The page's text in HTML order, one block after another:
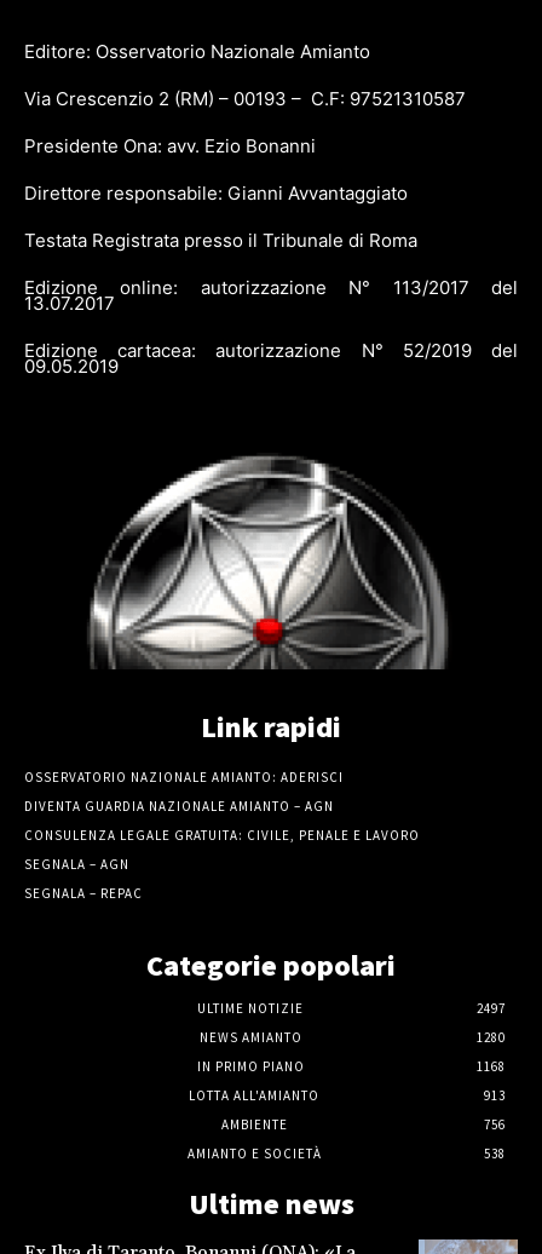
Editore: Osservatorio Nazionale Amianto
Via Crescenzio 2 (RM) – 00193 – C.F: 97521310587
Presidente Ona: avv. Ezio Bonanni
Direttore responsabile: Gianni Avvantaggiato
Testata Registrata presso il Tribunale di Roma
Edizione online: autorizzazione N° 113/2017 del
13.07.2017
Edizione cartacea: autorizzazione N° 52/2019 del
09.05.2019
Link rapidi
OSSERVATORIO NAZIONALE AMIANTO: ADERISCI
DIVENTA GUARDIA NAZIONALE AMIANTO – AGN
CONSULENZA LEGALE GRATUITA: CIVILE, PENALE E LAVORO
SEGNALA – AGN
SEGNALA – REPAC
Categorie popolari
ULTIME NOTIZIE
2497
NEWS AMIANTO
1280
IN PRIMO PIANO
1168
LOTTA ALL'AMIANTO
913
AMBIENTE
756
AMIANTO E SOCIETÀ
538
Ultime news